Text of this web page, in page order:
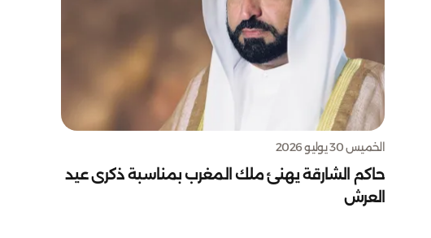
الخميس 30 يوليو 2026
حاكم الشارقة يهنئ ملك المغرب بمناسبة ذكرى عيد
العرش